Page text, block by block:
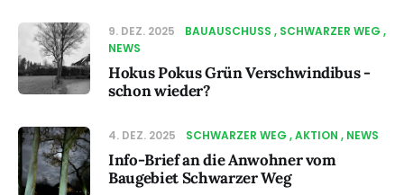
9. DEZ. 2025 BAUAUSCHUSS
SCHWARZER WEG
NEWS
Hokus Pokus Grün Verschwindibus -
schon wieder?
4. DEZ. 2025 SCHWARZER WEG AKTION NEWS
Info-Brief an die Anwohner vom
Baugebiet Schwarzer Weg